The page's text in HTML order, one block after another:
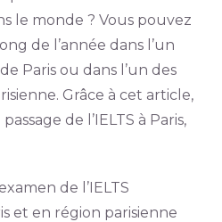
le monde ? Vous pouvez
de l’année dans l’un
de Paris ou dans l’un des
Grâce à cet article,
de l’IELTS à Paris,
de l’IELTS
et en région parisienne